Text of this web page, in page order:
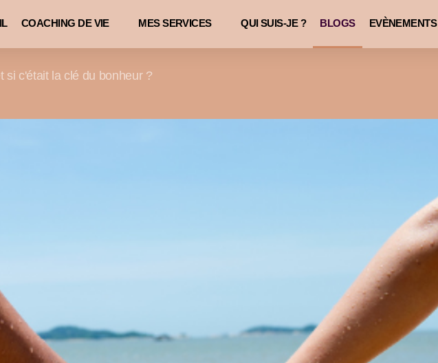
COACHING DE VIE MES SERVICES QUI SUIS-JE ? BLOGS EVÈNEMENTS
si c'était la clé du bonheur ?